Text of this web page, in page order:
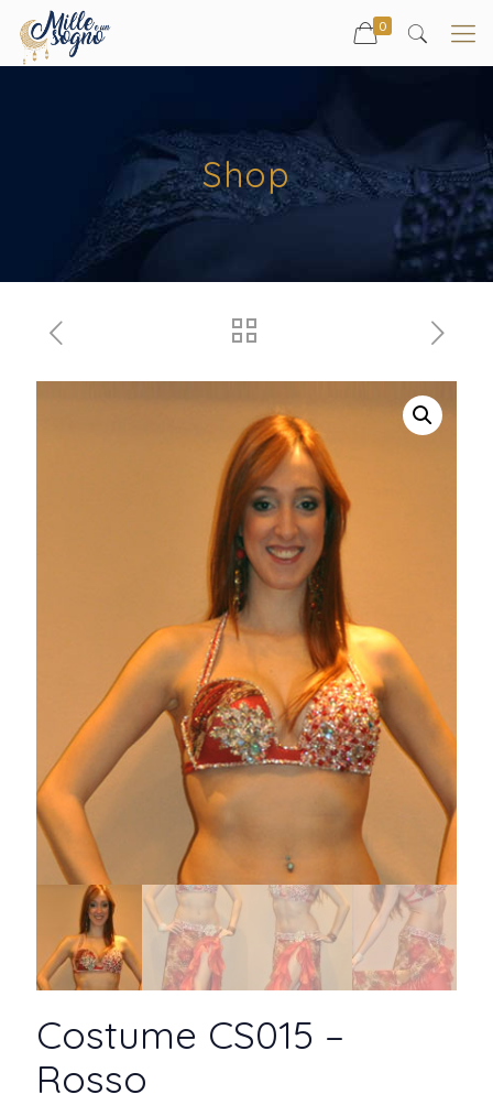
0
Shop
Costume CS015 –
Rosso